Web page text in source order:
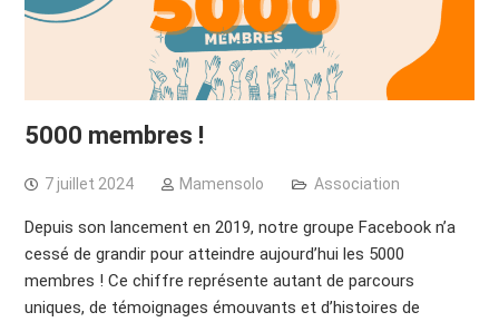
5000 membres !
7 juillet 2024 Mamensolo Association
Depuis son lancement en 2019, notre groupe Facebook n’a
cessé de grandir pour atteindre aujourd’hui les 5000
membres ! Ce chiffre représente autant de parcours
uniques, de témoignages émouvants et d’histoires de